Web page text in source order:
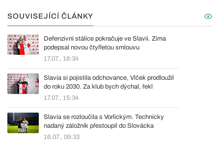
SOUVISEJÍCÍ ČLÁNKY
Defenzivní stálice pokračuje ve Slavii. Zima
podepsal novou čtyřletou smlouvu
17.07., 16:34
Slavia si pojistila odchovance, Vlček prodloužil
do roku 2030. Za klub bych dýchal, řekl
17.07., 15:34
Slavia se rozloučila s Vorlickým. Technicky
nadaný záložník přestoupil do Slovácka
16.07., 09:33